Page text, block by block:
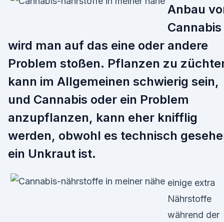
Anbau
Cannabis
wird man auf das eine oder andere
Problem stoßen. Pflanzen zu
kann im Allgemeinen schwierig sein,
und Cannabis oder ein Problem
anzupflanzen, kann eher knifflig
werden, obwohl es technisch
ein Unkraut ist.
einige extra
Nährstoffe
während der